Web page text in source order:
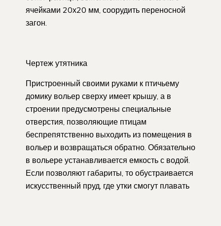
ячейками 20х20 мм, соорудить переносной
загон.
Чертеж утятника
Пристроенный своими руками к птичьему
домику вольер сверху имеет крышу, а в
строении предусмотрены специальные
отверстия, позволяющие птицам
беспрепятственно выходить из помещения в
вольер и возвращаться обратно. Обязательно
в вольере устанавливается емкость с водой.
Если позволяют габариты, то обустраивается
искусственный пруд, где утки смогут плавать